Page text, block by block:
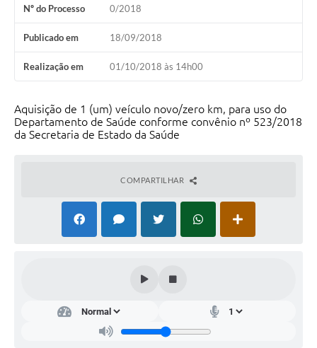
Galeria de Fotos
Legislação
Editais
Nº do Processo 0/2018
Publicado em 18/09/2018
Realização em 01/10/2018 às 14h00
Aquisição de 1 (um) veículo novo/zero km, para uso do
Departamento de Saúde conforme convênio nº 523/2018
da Secretaria de Estado da Saúde
COMPARTILHAR